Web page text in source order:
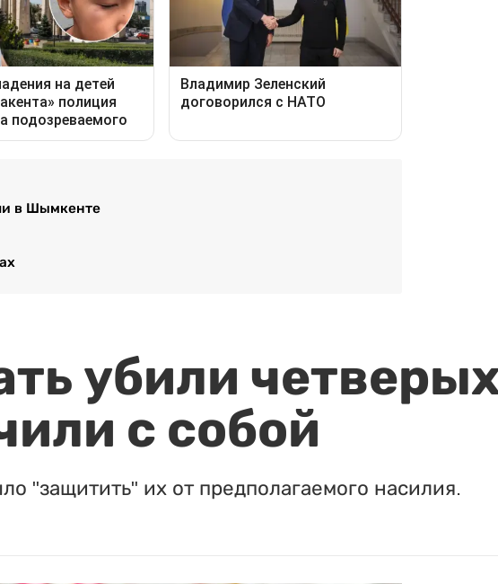
в Шымкенте
убили
с собой
"защитить" их от предполагаемого насилия.